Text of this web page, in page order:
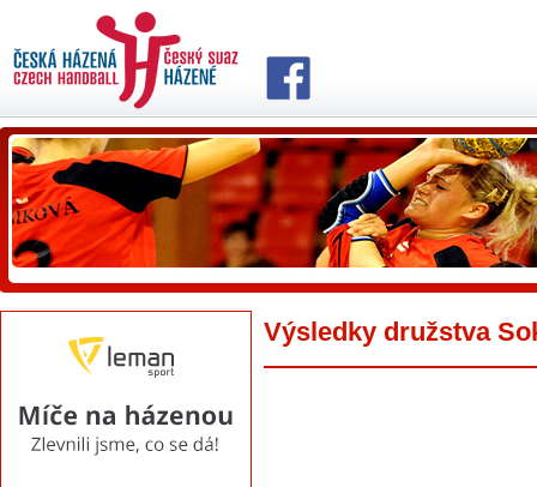
Výsledky družstva